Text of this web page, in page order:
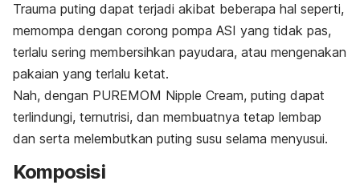
Trauma puting dapat terjadi akibat beberapa hal seperti,
memompa dengan corong pompa ASI yang tidak pas,
terlalu sering membersihkan payudara, atau mengenakan
pakaian yang terlalu ketat.
Nah, dengan PUREMOM Nipple Cream, puting dapat
terlindungi, ternutrisi, dan membuatnya tetap lembap
dan serta melembutkan puting susu selama menyusui.
Komposisi